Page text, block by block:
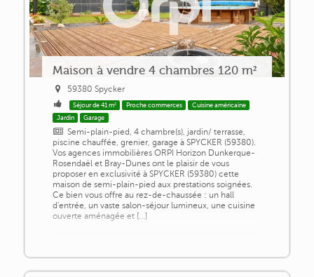
Maison à vendre 4 chambres 120 m²
59380 Spycker
Séjour de 41 m² Proche commerces
Cuisine américaine
Jardin
Garage
Semi-plain-pied, 4 chambre(s), jardin/ terrasse,
piscine chauffée, grenier, garage à SPYCKER (59380).
Vos agences immobilières ORPI Horizon Dunkerque-
Rosendaël et Bray-Dunes ont le plaisir de vous
proposer en exclusivité à SPYCKER (59380) cette
maison de semi-plain-pied aux prestations soignées.
Ce bien vous offre au rez-de-chaussée : un hall
d'entrée, un vaste salon-séjour lumineux, une cuisine
ouverte aménagée et [...]